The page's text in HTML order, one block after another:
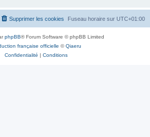
Fuseau horaire sur UTC+01:00
Supprimer les cookies
phpBB® Forum Software © phpBB Limited
française officielle ©Qiaeru
Confidentialité | Conditions